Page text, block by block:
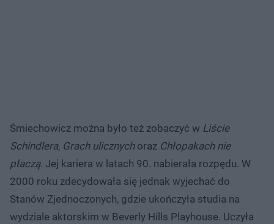
Śmiechowicz można było też zobaczyć w Liście
Schindlera, Grach ulicznychoraz Chłopakach nie
płaczą. Jej kariera w latach 90. nabierała rozpędu. W
2000 roku zdecydowała się jednak wyjechać do
Stanów Zjednoczonych, gdzie ukończyła studia na
wydziale aktorskim w Beverly Hills Playhouse. Uczyła